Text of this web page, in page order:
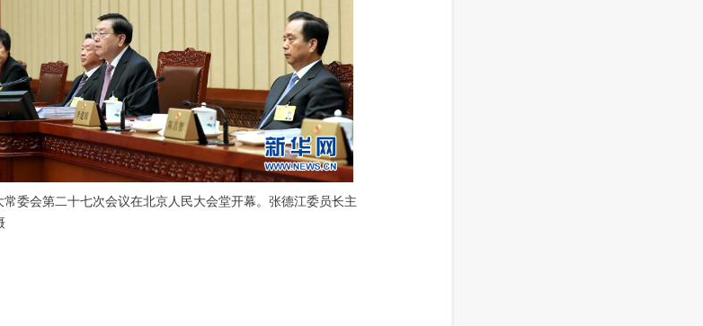
常委会第二十七次会议在北京人民大会堂开幕。张德江委员长主